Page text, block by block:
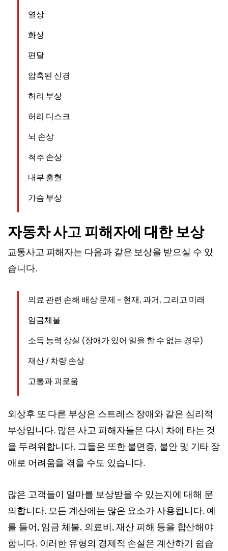
열상
화상
편달
압축된 신경
허리 부상
허리 디스크
뇌 손상
척추 손상
내부 출혈
가슴 부상
자동차 사고 피해자에 대한 보상
교통사고 피해자는 다음과 같은 보상을 받으실 수 있
습니다.
의료 관련 손해 배상 문제 – 현재, 과거, 그리고 미래
임금체불
소득 능력 상실 (장애가 있어 일을 할 수 없는 경우)
재산 / 차량 손상
고통과 괴로움
외상후 또 다른 부상은 스트레스 장애와 같은 심리적
부상입니다. 많은 사고 피해자들은 다시 차에 타는 것
을 두려워합니다. 그들은 또한 불면증, 불안 및 기타 장
애로 어려움을 겪을 수도 있습니다.
많은 고객들이 얼마를 보상받을 수 있는지에 대해 문
의합니다. 모든 계산에는 많은 요소가 사용됩니다. 예
를 들어, 임금 체불, 의료비, 재산 피해 등을 합산해야
합니다. 이러한 유형의 경제적 손실은 계산하기 쉽습